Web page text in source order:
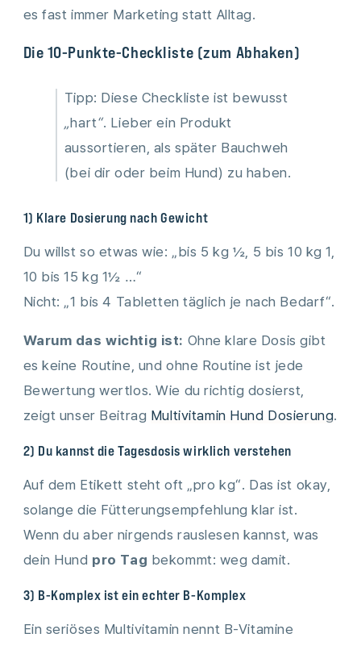
es fast immer Marketing statt Alltag.
Die 10-Punkte-Checkliste (zum Abhaken)
Tipp: Diese Checkliste ist bewusst
„hart“. Lieber ein Produkt
aussortieren, als später Bauchweh
(bei dir oder beim Hund) zu haben.
1) Klare Dosierung nach Gewicht
Du willst so etwas wie: „bis 5 kg ½, 5 bis 10 kg 1,
10 bis 15 kg 1½ …“
Nicht: „1 bis 4 Tabletten täglich je nach Bedarf“.
Warum das wichtig ist: Ohne klare Dosis gibt
es keine Routine, und ohne Routine ist jede
Bewertung wertlos. Wie du richtig dosierst,
zeigt unser Beitrag Multivitamin Hund Dosierung.
2) Du kannst die Tagesdosis wirklich verstehen
Auf dem Etikett steht oft „pro kg“. Das ist okay,
solange die Fütterungsempfehlung klar ist.
Wenn du aber nirgends rauslesen kannst, was
dein Hund pro Tag bekommt: weg damit.
3) B-Komplex ist ein echter B-Komplex
Ein seriöses Multivitamin nennt B-Vitamine